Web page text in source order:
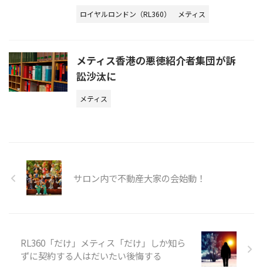
ロイヤルロンドン（RL360） メティス
メティス香港の悪徳紹介者集団が訴
訟沙汰に
メティス
サロン内で不動産大家の会始動！
RL360「だけ」メティス「だけ」しか知ら
ずに契約する人はだいたい後悔する